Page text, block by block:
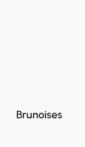
Brunoises